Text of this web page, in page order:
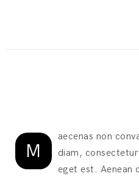
M
aecenas non
diam,
eget est. Aenean